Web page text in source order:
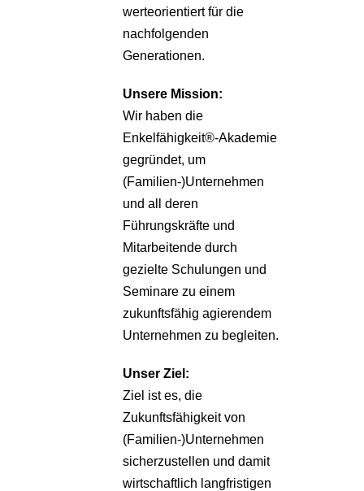
werteorientiert für die
nachfolgenden
Generationen.
Unsere Mission:
Wir haben die
Enkelfähigkeit®-Akademie
gegründet, um
(Familien-)Unternehmen
und all deren
Führungskräfte und
Mitarbeitende durch
gezielte Schulungen und
Seminare zu einem
zukunftsfähig agierendem
Unternehmen zu begleiten.
Unser Ziel:
Ziel ist es, die
Zukunftsfähigkeit von
(Familien-)Unternehmen
sicherzustellen und damit
wirtschaftlich langfristigen